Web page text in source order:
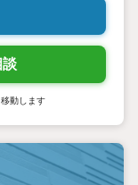
談
動します